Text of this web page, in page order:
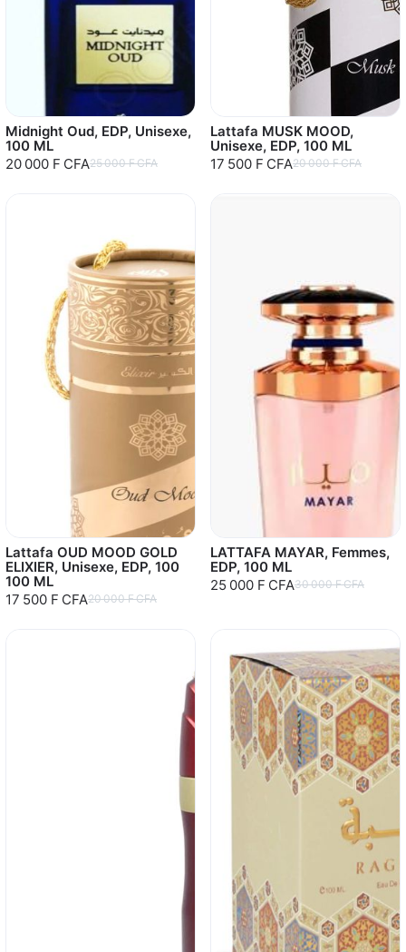
Midnight Oud, EDP, Unisexe,
100 ML
20 000 F CFA25 000 F CFA
Lattafa MUSK MOOD,
Unisexe, EDP, 100 ML
17 500 F CFA20 000 F CFA
Lattafa OUD MOOD GOLD
ELIXIER, Unisexe, EDP, 100
100 ML
17 500 F CFA20 000 F CFA
LATTAFA MAYAR, Femmes,
EDP, 100 ML
25 000 F CFA30 000 F CFA